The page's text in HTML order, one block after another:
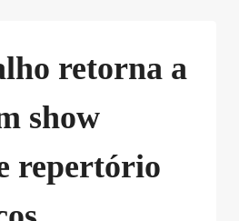
retorna a
show
repertório